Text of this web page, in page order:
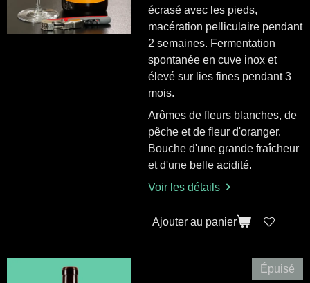
écrasé avec les pieds,
macération pelliculaire pendant
2 semaines. Fermentation
spontanée en cuve inox et
élevé sur lies fines pendant 3
mois.
Arômes de fleurs blanches, de
pêche et de fleur d'oranger.
Bouche d'une grande fraîcheur
et d'une belle acidité.
Voir les détails
Ajouter au panier
Épuisé